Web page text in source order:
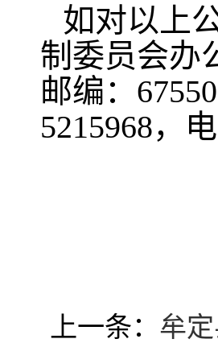
如对以上
制委员会办
邮编：
5215968，
上一条： 牟